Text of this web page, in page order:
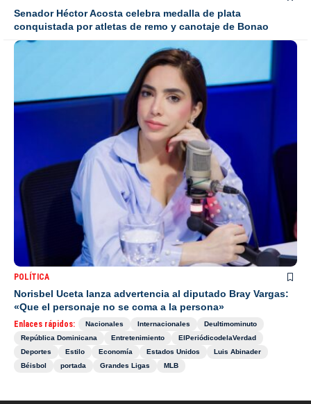
Senador Héctor Acosta celebra medalla de plata
conquistada por atletas de remo y canotaje de Bonao
POLÍTICA
Norisbel Uceta lanza advertencia al diputado Bray Vargas:
«Que el personaje no se coma a la persona»
Enlaces rápidos: Nacionales Internacionales
Deultimominuto
República Dominicana
Entretenimiento
ElPeriódicodelaVerdad
Deportes
Estilo Economía Estados Unidos
Luis Abinader
Béisbol
portada Grandes Ligas MLB